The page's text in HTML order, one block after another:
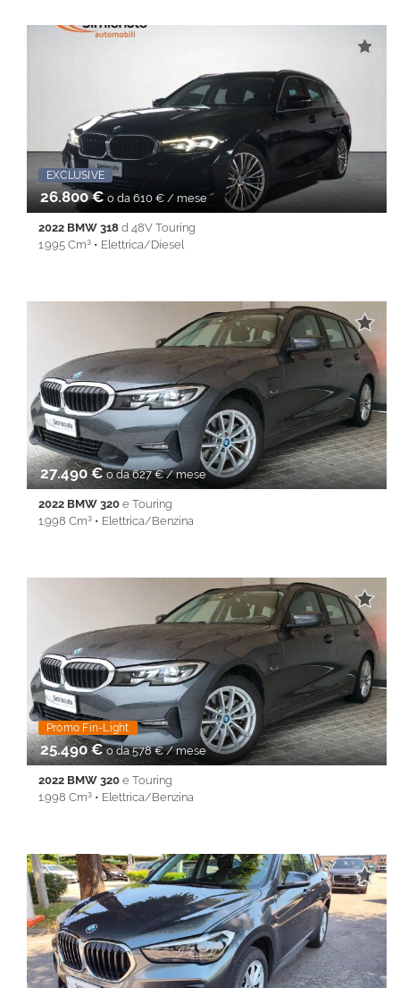
Airbag testa • Alzacristalli elettrici • Android Auto • Antifurto •
centralizzata • Climatizzatore • Controllo trazione • Cruise
Control • ESP • Fendinebbia • Filtro antiparticolato • Full LED •
Immobilizzatore elettronico • Isofix • Lane Assist • Park Distance
Control • Sedile posteriore sdoppiato • Servosterzo •
Navigatore satellitare • Specchietti laterali elettrici • Start&Stop •
Telecamera per parcheggio assistito • Touch screen • USB •
Vivavoce • Volante multifunzione
EXCLUSIVE
26.800 €o da 610 € / mese
2022 BMW 318 d 48V Touring
1.995 Cm³ • Elettrica/Diesel
Airbag testa • Alzacristalli elettrici • Android Auto • Antifurto •
Apple CarPlay • Autoradio • Cerchi in lega • Chiusura
centralizzata • Climatizzatore • Controllo trazione • Cruise
Control • ESP • Fendinebbia • Filtro antiparticolato • Full LED •
Immobilizzatore elettronico • Isofix • Lane Assist • Park Distance
Control • Sedile posteriore sdoppiato • Servosterzo •
Navigatore satellitare • Specchietti laterali elettrici • Start&Stop •
Telecamera per parcheggio assistito • Touch screen • USB •
Vivavoce • Volante multifunzione
27.490 €o da 627 € / mese
2022 BMW 320 e Touring
1.998 Cm³ • Elettrica/Benzina
Airbag testa • Alzacristalli elettrici • Android Auto • Antifurto •
Apple CarPlay • Autoradio • Bluetooth • Cerchi in lega •
Chiusura centralizzata • Climatizzatore • Controllo trazione •
Cruise Control • ESP • Filtro antiparticolato • Full LED •
Immobilizzatore elettronico • Isofix • Keyless • Lane Assist • PDC
• Sedile posteriore sdoppiato • Servosterzo • Navigatore
satellitare • Specchietti laterali elettrici • Start&Stop • Touch
screen • USB • Vivavoce • Volante multifunzione
Promo Fin-Light
25.490 €o da 578 € / mese
2022 BMW 320 e Touring
1.998 Cm³ • Elettrica/Benzina
Airbag testa • Alzacristalli elettrici • Android Auto • Antifurto •
Apple CarPlay • Autoradio • Bluetooth • Cerchi in lega •
Chiusura centralizzata • Climatizzatore • Controllo trazione •
Cruise Control • ESP • Filtro antiparticolato • Full LED •
Immobilizzatore elettronico • Isofix • Keyless • Lane Assist • PDC
• Sedile posteriore sdoppiato • Servosterzo • Navigatore
satellitare • Specchietti laterali elettrici • Start&Stop • Touch
screen • USB • Vivavoce • Volante multifunzione